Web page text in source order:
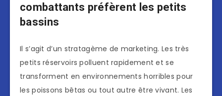
combattants préfèrent les petits
bassins
Il s’agit d’un stratagème de marketing. Les très
petits réservoirs polluent rapidement et se
transforment en environnements horribles pour
les poissons bêtas ou tout autre être vivant. Les